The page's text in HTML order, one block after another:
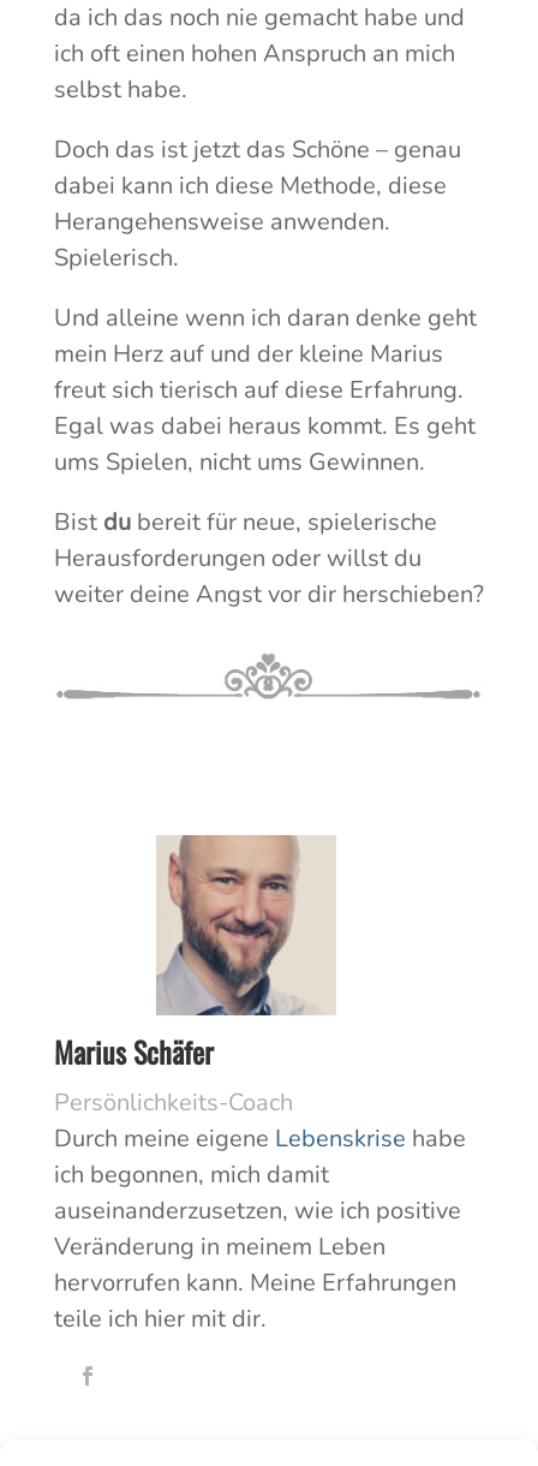
da ich das noch nie gemacht habe und
ich oft einen hohen Anspruch an mich
selbst habe.
Doch das ist jetzt das Schöne – genau
dabei kann ich diese Methode, diese
Herangehensweise anwenden.
Spielerisch.
Und alleine wenn ich daran denke geht
mein Herz auf und der kleine Marius
freut sich tierisch auf diese Erfahrung.
Egal was dabei heraus kommt. Es geht
ums Spielen, nicht ums Gewinnen.
Bist dubereit für neue, spielerische
Herausforderungen oder willst du
weiter deine Angst vor dir herschieben?
Marius Schäfer
Persönlichkeits-Coach
Durch meine eigene Lebenskrise habe
ich begonnen, mich damit
auseinanderzusetzen, wie ich positive
Veränderung in meinem Leben
hervorrufen kann. Meine Erfahrungen
teile ich hier mit dir.